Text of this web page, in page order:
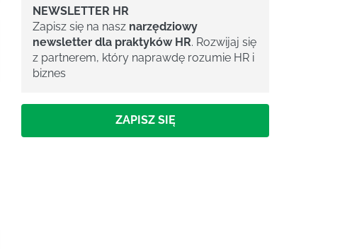
NEWSLETTER HR
Zapisz się na nasz narzędziowy
newsletter dla praktyków HR. Rozwijaj się
z partnerem, który naprawdę rozumie HR i
biznes
ZAPISZ SIĘ